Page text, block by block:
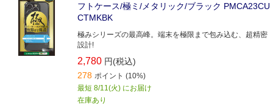
フトケース/極ミ/メタリック/ブラック PMCA23CU
CTMKBK
極みシリーズの最高峰。端末を極限まで包み込む、超精密
設計!
2,780 円(税込)
278 ポイント (10%)
最短 8/11(火) にお届け
在庫あり